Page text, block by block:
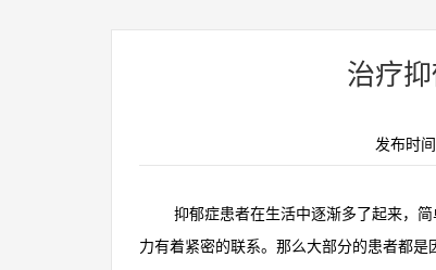
治疗
发布时
抑郁症患者在生活中逐渐多了起来，简
力有着紧密的联系。那么大部分的患者都